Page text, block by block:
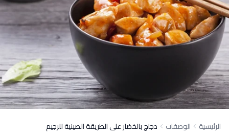
الرئيسية الوصفات دجاج بالخضار على الطريقة الصينية للرجيم